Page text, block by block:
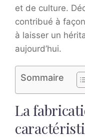
et de culture.
contribué à
à laisser un
aujourd’hui.
Sommaire
La